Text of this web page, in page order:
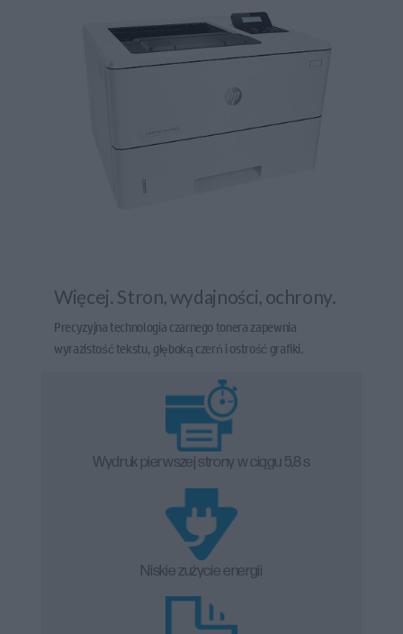
mobilnych, laptopów czy tabletów bez konieczności
fizycznego podłączania się do drukarki.
Drukarki atramentowe HP często są dostępne w
przystępnych cenach, a także oferują możliwość
wymiany pojedynczych zasobników z tuszem, co może
przyczynić się do obniżenia kosztów eksploatacji w
dłuższej perspektywie.
różnorodnych funkcji. Stanowią one dobry wybór dla
osób, które potrzebują drukarki do codziennego użytku,
szczególnie do drukowania kolorowych dokumentów,
fotografii czy materiałów reklamowych.
Więcej. Stron, wydajności, ochrony.
Precyzyjna technologia czarnego tonera zapewnia
wyrazistość tekstu, głęboką czerń i ostrość grafiki.
Wydruk pierwszej strony w ciągu 5,8 s
Niskie zużycie energii